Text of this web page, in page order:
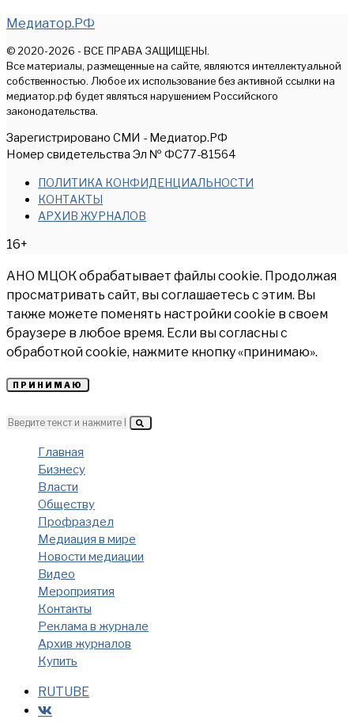
Медиатор.РФ
© 2020-2026 - ВСЕ ПРАВА ЗАЩИЩЕНЫ.
Все материалы, размещенные на сайте, являются интеллектуальной
собственностью. Любое их использование без активной ссылки на
медиатор.рф будет являться нарушением Российского
законодательства.
Зарегистрировано СМИ - Медиатор.РФ
Номер свидетельства Эл № ФС77-81564
ПОЛИТИКА КОНФИДЕНЦИАЛЬНОСТИ
КОНТАКТЫ
АРХИВ ЖУРНАЛОВ
16+
АНО МЦОК обрабатывает файлы cookie. Продолжая
просматривать сайт, вы соглашаетесь с этим. Вы
также можете поменять настройки cookie в своем
браузере в любое время. Если вы согласны с
обработкой cookie, нажмите кнопку «принимаю».
ПРИНИМАЮ
Главная
Бизнесу
Власти
Обществу
Профраздел
Медиация в мире
Новости медиации
Видео
Мероприятия
Контакты
Реклама в журнале
Архив журналов
Купить
RUTUBE